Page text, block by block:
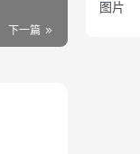
下一篇